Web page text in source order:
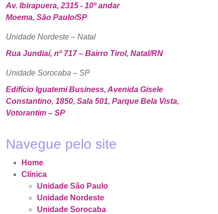
Av. Ibirapuera, 2315 - 10º andar
Moema, São Paulo/SP
Unidade Nordeste – Natal
Rua Jundiaí, nº 717 – Bairro Tirol, Natal/RN
Unidade Sorocaba – SP
Edifício Iguatemi Business, Avenida Gisele
Constantino, 1850, Sala 501, Parque Bela Vista,
Votorantim – SP
Navegue pelo site
Home
Clínica
Unidade São Paulo
Unidade Nordeste
Unidade Sorocaba